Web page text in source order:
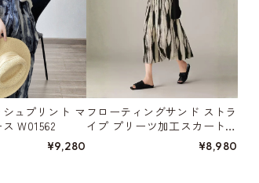
ュプリント マ
W01562
¥9,280
フローティングサンド ストラ
イプ プリーツ加工スカート
¥8,980